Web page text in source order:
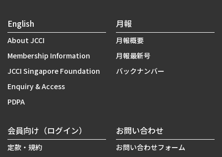
English
About JCCI
Membership Information
JCCI Singapore Foundation
Enquiry & Access
PDPA
月報
月報概要
月報最新号
バックナンバー
会員向け（ログイン）
定款・規約
お問い合わせ
お問い合わせフォーム